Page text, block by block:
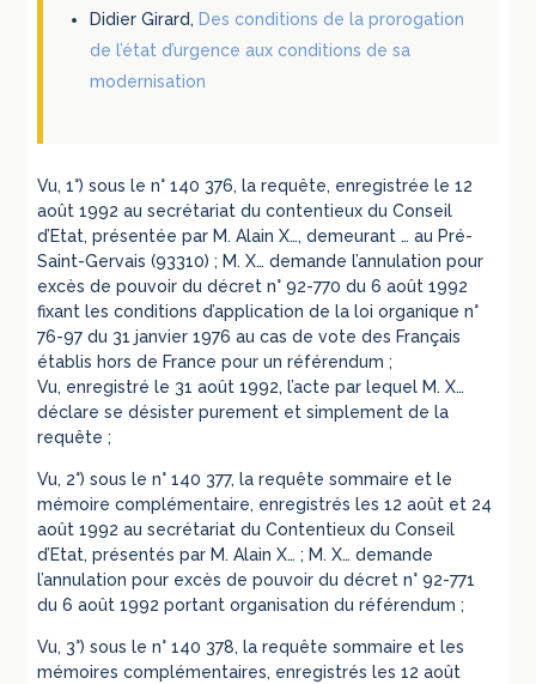
Didier Girard, Des conditions de la prorogation
de l’état d’urgence aux conditions de sa
modernisation
Vu, 1°) sous le n° 140 376, la requête, enregistrée le 12
août 1992 au secrétariat du contentieux du Conseil
d’Etat, présentée par M. Alain X…, demeurant … au Pré-
Saint-Gervais (93310) ; M. X… demande l’annulation pour
excès de pouvoir du décret n° 92-770 du 6 août 1992
fixant les conditions d’application de la loi organique n°
76-97 du 31 janvier 1976 au cas de vote des Français
établis hors de France pour un référendum ;
Vu, enregistré le 31 août 1992, l’acte par lequel M. X…
déclare se désister purement et simplement de la
requête ;
Vu, 2°) sous le n° 140 377, la requête sommaire et le
mémoire complémentaire, enregistrés les 12 août et 24
août 1992 au secrétariat du Contentieux du Conseil
d’Etat, présentés par M. Alain X… ; M. X… demande
l’annulation pour excès de pouvoir du décret n° 92-771
du 6 août 1992 portant organisation du référendum ;
Vu, 3°) sous le n° 140 378, la requête sommaire et les
mémoires complémentaires, enregistrés les 12 août